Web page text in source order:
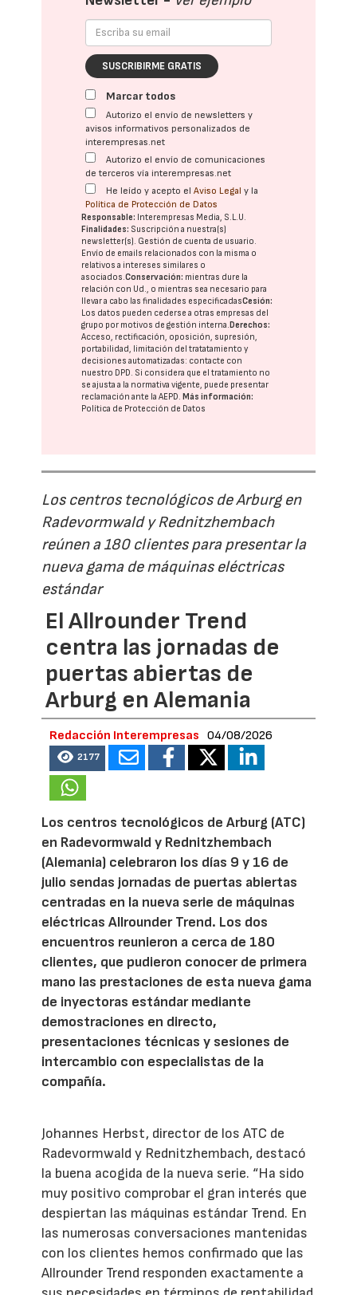
SUSCRIBIRME GRATIS
Marcar todos
Autorizo el envío de newsletters y
avisos informativos personalizados de
interempresas.net
Autorizo el envío de comunicaciones
de terceros vía interempresas.net
He leído y acepto elAviso Legal y la
Política de Protección de Datos
Responsable: Interempresas Media, S.L.U.
Finalidades: Suscripción a nuestra(s)
newsletter(s). Gestión de cuenta de usuario.
Envío de emails relacionados con la misma o
relativos a intereses similares o
asociados.Conservación: mientras dure la
relación con Ud., o mientras sea necesario para
llevar a cabo las finalidades especificadasCesión:
Los datos pueden cederse a otras empresas del
grupo por motivos de gestión interna.Derechos:
Acceso, rectificación, oposición, supresión,
portabilidad, limitación del tratatamiento y
decisiones automatizadas: contacte con
nuestro DPD. Si considera que el tratamiento no
se ajusta a la normativa vigente, puede presentar
reclamación ante laAEPD.Más información:
Política de Protección de Datos
Los centros tecnológicos de Arburg en
Radevormwald y Rednitzhembach
reúnen a 180 clientes para presentar la
nueva gama de máquinas eléctricas
estándar
El Allrounder Trend
centra las jornadas de
puertas abiertas de
Arburg en Alemania
Redacción Interempresas 04/08/2026
2177
Los centros tecnológicos de Arburg (ATC)
en Radevormwald y Rednitzhembach
(Alemania) celebraron los días 9 y 16 de
julio sendas jornadas de puertas abiertas
centradas en la nueva serie de máquinas
eléctricas Allrounder Trend. Los dos
encuentros reunieron a cerca de 180
clientes, que pudieron conocer de primera
mano las prestaciones de esta nueva gama
de inyectoras estándar mediante
demostraciones en directo,
presentaciones técnicas y sesiones de
intercambio con especialistas de la
compañía.
Johannes Herbst, director de los ATC de
Radevormwald y Rednitzhembach, destacó
la buena acogida de la nueva serie. “Ha sido
muy positivo comprobar el gran interés que
despiertan las máquinas estándar Trend. En
las numerosas conversaciones mantenidas
con los clientes hemos confirmado que las
Allrounder Trend responden exactamente a